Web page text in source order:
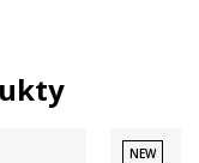
NEW